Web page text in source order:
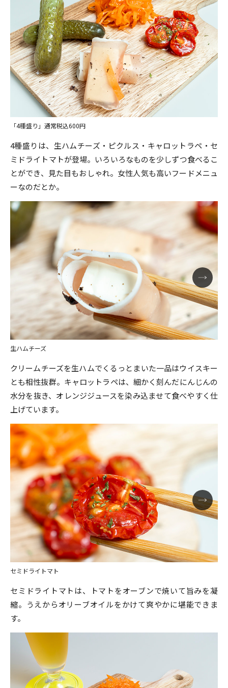
「4種盛り」通常税込600円
4種盛りは、生ハムチーズ・ピクルス・キャロットラペ・セ
ミドライトマトが登場。いろいろなものを少しずつ食べるこ
とができ、見た目もおしゃれ。女性人気も高いフードメニュ
ーなのだとか。
生ハムチーズ
クリームチーズを生ハムでくるっとまいた一品はウイスキー
とも相性抜群。キャロットラペは、細かく刻んだにんじんの
水分を抜き、オレンジジュースを染み込ませて食べやすく仕
上げています。
セミドライトマト
セミドライトマトは、トマトをオーブンで焼いて旨みを凝
縮。うえからオリーブオイルをかけて爽やかに堪能できま
す。